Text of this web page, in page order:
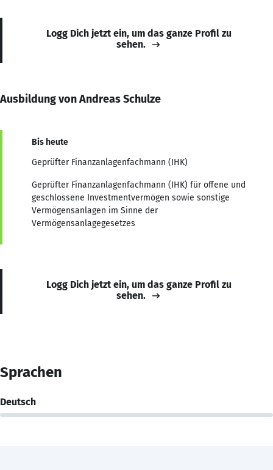
Logg Dich jetzt ein, um das ganze Profil zu
sehen.
Ausbildung von Andreas Schulze
Bis heute
Geprüfter Finanzanlagenfachmann (IHK)
Geprüfter Finanzanlagenfachmann (IHK) für offene und
geschlossene Investmentvermögen sowie sonstige
Vermögensanlagen im Sinne der
Vermögensanlagegesetzes
Logg Dich jetzt ein, um das ganze Profil zu
sehen.
Sprachen
Deutsch